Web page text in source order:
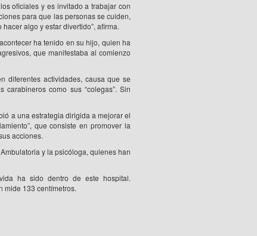
oficiales y es invitado a trabajar con
para que las personas se cuiden,
algo y estar divertido”, afirma.
ha tenido en su hijo, quien ha
que manifestaba al comienzo
diferentes actividades, causa que se
como sus “colegas”. Sin
a una estrategia dirigida a mejorar el
que consiste en promover la
acciones.
y la psicóloga, quienes han
ha sido dentro de este hospital.
mide 133 centímetros.